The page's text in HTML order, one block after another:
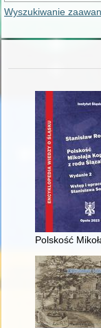
Wyszukiwanie
Polskość